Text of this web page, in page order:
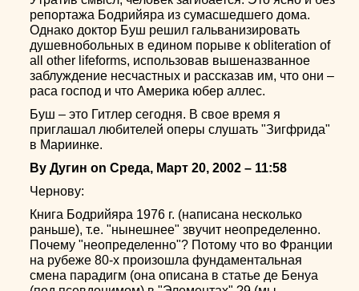
репортажа Бодрийяра из сумасшедшего дома.
Однако доктор Буш решил гальванизировать
душевнобольных в едином порыве к obliteration of
all other lifeforms, использовав вышеназванное
заблуждение несчастных и рассказав им, что они –
раса господ и что Америка юбер аллес.
Буш – это Гитлер сегодня. В свое время я
приглашал любителей оперы слушать "Зигфрида"
в Мариинке.
By Дугин on Среда, Март 20, 2002 – 11:58
Чернову:
Книга Бодрийяра 1976 г. (написана несколько
раньше), т.е. "нынешнее" звучит неопределенно.
Почему "неопределенно"? Потому что во Франции
на рубеже 80-х произошла фундаментальная
смена парадигм (она описана в статье де Бенуа